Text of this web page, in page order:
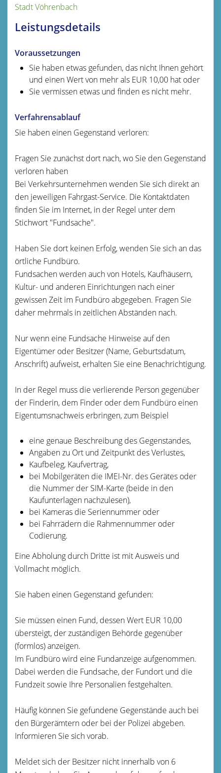
Stadt Vöhrenbach
Leistungsdetails
Voraussetzungen
Sie haben etwas gefunden, das nicht Ihnen gehört
und einen Wert von mehr als EUR 10,00 hat oder
Sie vermissen etwas und finden es nicht mehr.
Verfahrensablauf
Sie haben einen Gegenstand verloren:
Fragen Sie zunächst dort nach, wo Sie den Gegenstand
verloren haben
Bei Verkehrsunternehmen wenden Sie sich direkt an
den jeweiligen Fahrgast-Service. Die Kontaktdaten
finden Sie im Internet, in der Regel unter dem
Stichwort "Fundsache".
Haben Sie dort keinen Erfolg, wenden Sie sich an das
örtliche Fundbüro.
Fundsachen werden auch von Hotels, Kaufhäusern,
Kultur- und anderen Einrichtungen nach einer
gewissen Zeit im Fundbüro abgegeben. Fragen Sie
daher mehrmals in zeitlichen Abständen nach.
Nur wenn eine Fundsache Hinweise auf den
Eigentümer oder Besitzer (Name, Geburtsdatum,
Anschrift) aufweist, erhalten Sie eine Benachrichtigung.
In der Regel muss die verlierende Person gegenüber
der Finderin, dem Finder oder dem Fundbüro einen
Eigentumsnachweis erbringen, zum Beispiel
eine genaue Beschreibung des Gegenstandes,
Angaben zu Ort und Zeitpunkt des Verlustes,
Kaufbeleg, Kaufvertrag,
bei Mobilgeräten die IMEI-Nr. des Gerätes oder
die Nummer der SIM-Karte (beide in den
Kaufunterlagen nachzulesen),
bei Kameras die Seriennummer oder
bei Fahrrädern die Rahmennummer oder
Codierung.
Eine Abholung durch Dritte ist mit Ausweis und
Vollmacht möglich.
Sie haben einen Gegenstand gefunden:
Sie müssen einen Fund, dessen Wert EUR 10,00
übersteigt, der zuständigen Behörde gegenüber
(formlos) anzeigen.
Im Fundbüro wird eine Fundanzeige aufgenommen.
Dabei werden die Fundsache, der Fundort und die
Fundzeit sowie Ihre Personalien festgehalten.
Häufig können Sie gefundene Gegenstände auch bei
den Bürgerämtern oder bei der Polizei abgeben.
Informieren Sie sich vorab.
Meldet sich der Besitzer nicht innerhalb von 6